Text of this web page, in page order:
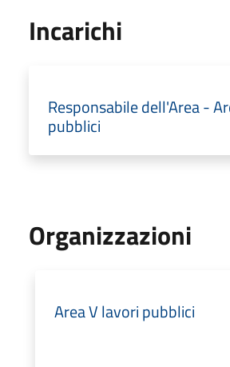
Incarichi
Responsabile dell'Area -
pubblici
Organizzazioni
Area V lavori pubblici